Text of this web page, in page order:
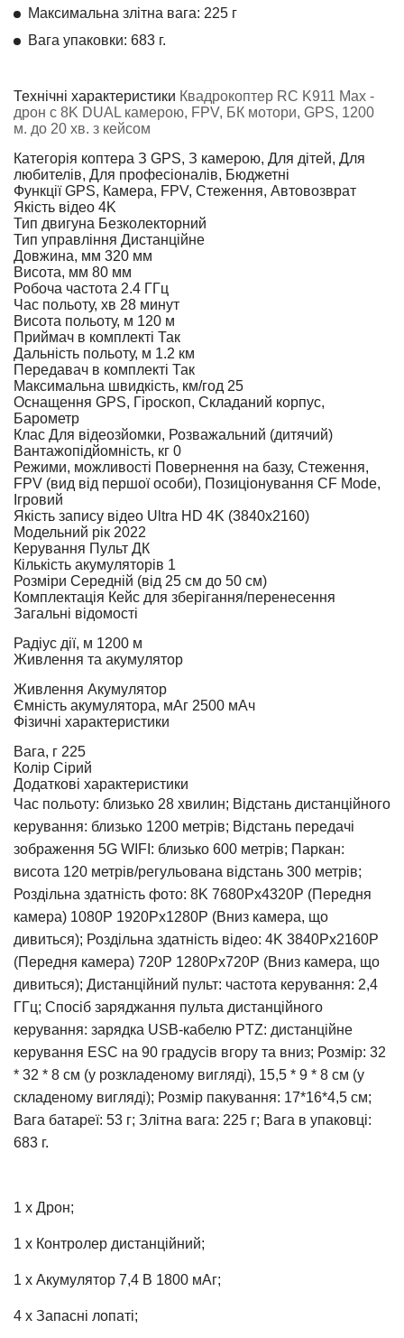
Максимальна злітна вага: 225 г
Вага упаковки: 683 г.
Технічні характеристики Квадрокоптер RC K911 Max -
дрон с 8K DUAL камерою, FPV, БК мотори, GPS, 1200
м. до 20 хв. з кейсом
Категорія коптера З GPS, З камерою, Для дітей, Для
любителів, Для професіоналів, Бюджетні
Функції GPS, Камера, FPV, Стеження, Автовозврат
Якість відео 4K
Тип двигуна Безколекторний
Тип управління Дистанційне
Довжина, мм 320 мм
Висота, мм 80 мм
Робоча частота 2.4 ГГц
Час польоту, хв 28 минут
Висота польоту, м 120 м
Приймач в комплекті Так
Дальність польоту, м 1.2 км
Передавач в комплекті Так
Максимальна швидкість, км/год 25
Оснащення GPS, Гіроскоп, Складаний корпус,
Барометр
Клас Для відеозйомки, Розважальний (дитячий)
Вантажопідйомність, кг 0
Режими, можливості Повернення на базу, Стеження,
FPV (вид від першої особи), Позиціонування CF Mode,
Ігровий
Якість запису відео Ultra HD 4K (3840x2160)
Модельний рік 2022
Керування Пульт ДК
Кількість акумуляторів 1
Розміри Середній (від 25 см до 50 см)
Комплектація Кейс для зберігання/перенесення
Загальні відомості
Радіус дії, м 1200 м
Живлення та акумулятор
Живлення Акумулятор
Ємність акумулятора, мАг 2500 мАч
Фізичні характеристики
Вага, г 225
Колір Сірий
Додаткові характеристики
Час польоту: близько 28 хвилин; Відстань дистанційного
керування: близько 1200 метрів; Відстань передачі
зображення 5G WIFI: близько 600 метрів; Паркан:
висота 120 метрів/регульована відстань 300 метрів;
Роздільна здатність фото: 8K 7680Px4320P (Передня
камера) 1080P 1920Px1280P (Вниз камера, що
дивиться); Роздільна здатність відео: 4K 3840Px2160P
(Передня камера) 720P 1280Px720P (Вниз камера, що
дивиться); Дистанційний пульт: частота керування: 2,4
ГГц; Спосіб заряджання пульта дистанційного
керування: зарядка USB-кабелю PTZ: дистанційне
керування ESC на 90 градусів вгору та вниз; Розмір: 32
* 32 * 8 см (у розкладеному вигляді), 15,5 * 9 * 8 см (у
складеному вигляді); Розмір пакування: 17*16*4,5 см;
Вага батареї: 53 г; Злітна вага: 225 г; Вага в упаковці:
683 г.
1 x Дрон;
1 x Контролер дистанційний;
1 х Акумулятор 7,4 В 1800 мАг;
4 x Запасні лопаті;